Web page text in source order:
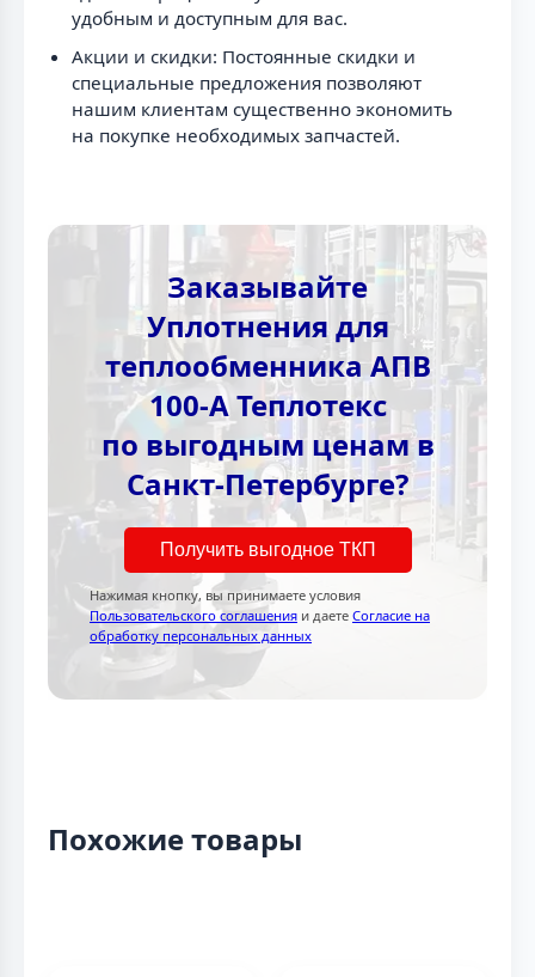
удобным и доступным для вас.
Акции и скидки: Постоянные скидки и
специальные предложения позволяют
нашим клиентам существенно экономить
на покупке необходимых запчастей.
Заказывайте
Уплотнения для
теплообменника АПВ
100-А Теплотекc
по выгодным ценам в
Санкт-Петербурге?
Получить выгодное ТКП
Нажимая кнопку, вы принимаете условия
Пользовательского соглашения и даете Согласие на
обработку персональных данных
Похожие товары